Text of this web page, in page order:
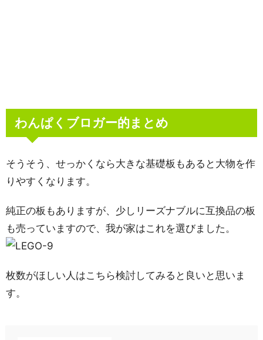
わんぱくブロガー的まとめ
そうそう、せっかくなら大きな基礎板もあると大物を作
りやすくなります。
純正の板もありますが、少しリーズナブルに互換品の板
も売っていますので、我が家はこれを選びました。
枚数がほしい人はこちら検討してみると良いと思いま
す。